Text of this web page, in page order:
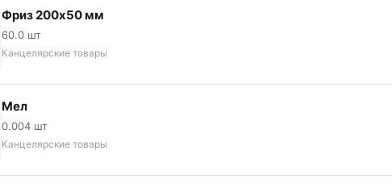
Фриз 200х50 мм
60.0 шт
Канцелярские товары
Мел
0.004 шт
Канцелярские товары